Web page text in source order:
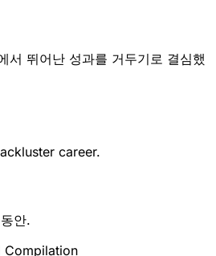
서 뛰어난 성과를 거두기로 결심했
career.
안.
Compilation